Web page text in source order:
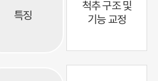
특징
척추 구조 및
기능 교정